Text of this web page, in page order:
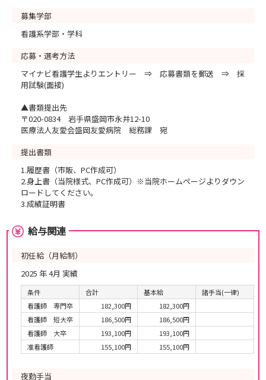
募集学部
看護系学部・学科
応募・選考方法
マイナビ看護学生よりエントリー ⇒ 応募書類を郵送 ⇒ 採
用試験(面接)
▲書類提出先
〒020-0834 岩手県盛岡市永井12-10
医療法人友愛会盛岡友愛病院 総務課 宛
提出書類
1.履歴書（市販、PC作成可）
2.身上書（当院様式、PC作成可）※当院ホームページよりダウン
ロードしてください。
3.成績証明書
給与関連
初任給（月給制）
2025 年 4月 実績
条件 合計 基本給
諸手当(一律)
看護師 専門卒
182,300円
182,300円
看護師 短大卒
186,500円
186,500円
看護師 大卒
193,100円
193,100円
准看護師
155,100円 155,100円
夜勤手当